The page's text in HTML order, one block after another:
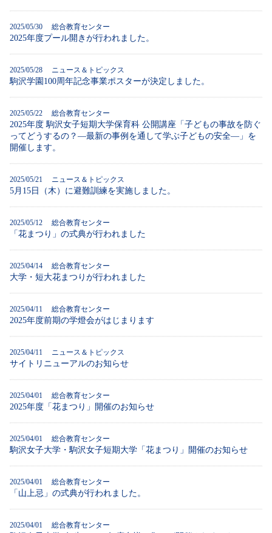
2025/05/30 総合教育センター
2025年度プール開きが行われました。
2025/05/28 ニュース＆トピックス
駒沢学園100周年記念事業ポスターが決定しました。
2025/05/22 総合教育センター
2025年度 駒沢女子短期大学保育科 公開講座「子どもの事故を防ぐ
ってどうするの？―最新の事例を通して学ぶ子どもの安全―」を
開催します。
2025/05/21 ニュース＆トピックス
5月15日（木）に避難訓練を実施しました。
2025/05/12 総合教育センター
「花まつり」の式典が行われました
2025/04/14 総合教育センター
大学・短大花まつりが行われました
2025/04/11 総合教育センター
2025年度前期の学燈会がはじまります
2025/04/11 ニュース＆トピックス
サイトリニューアルのお知らせ
2025/04/01 総合教育センター
2025年度「花まつり」開催のお知らせ
2025/04/01 総合教育センター
駒沢女子大学・駒沢女子短期大学「花まつり」開催のお知らせ
2025/04/01 総合教育センター
「山上忌」の式典が行われました。
2025/04/01 総合教育センター